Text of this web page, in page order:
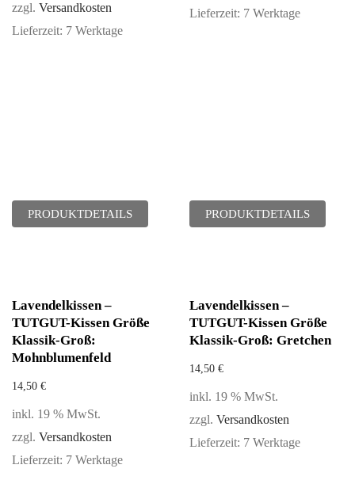
zzgl. Versandkosten
Lieferzeit: 7 Werktage
PRODUKTDETAILS
Lieferzeit: 7 Werktage
PRODUKTDETAILS
Lavendelkissen –
TUTGUT-Kissen Größe
Klassik-Groß:
Mohnblumenfeld
14,50 €
inkl. 19 % MwSt.
zzgl. Versandkosten
Lieferzeit: 7 Werktage
Lavendelkissen –
TUTGUT-Kissen Größe
Klassik-Groß: Gretchen
14,50 €
inkl. 19 % MwSt.
zzgl. Versandkosten
Lieferzeit: 7 Werktage